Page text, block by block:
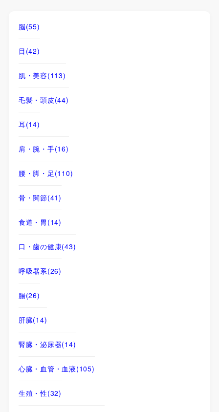
脳(55)
目 (42)
肌・美容(113)
毛髪・頭皮(44)
耳(14)
肩・腕・手(16)
腰・脚・足 (110)
骨・関節(41)
食道・胃 (14)
口・歯の健康(43)
呼吸器系(26)
腸(26)
肝臓(14)
腎臓・泌尿器(14)
心臓・血管・血液(105)
生殖・性(32)